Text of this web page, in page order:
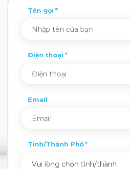
Tên gọi
Điện thoại
Email
Tỉnh/Thành Phố
Vui lòng chọn tỉnh/thành